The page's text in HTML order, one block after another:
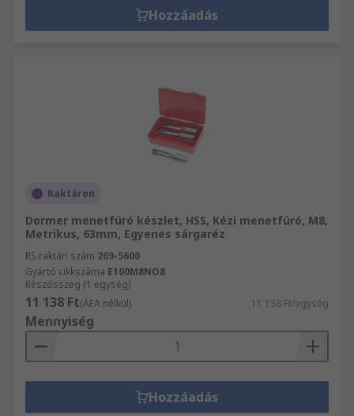
Hozzáadás
Raktáron
Dormer menetfúró készlet, HSS, Kézi menetfúró, M8,
Metrikus, 63mm, Egyenes sárgaréz
RS raktári szám 269-5600
Gyártó cikkszáma E100M8NO8
Részösszeg (1 egység)
11 138 Ft(ÁFA nélkül) 11 138 Ft/egység
Mennyiség
Hozzáadás